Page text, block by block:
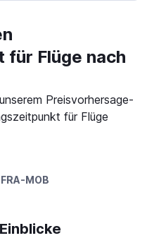
für Flüge nach
Preisvorhersage-
für Flüge
FRA-MOB